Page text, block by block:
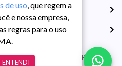
direitos reservados. CRECI RS -
de uso, que regem a
e nossa empresa,
regras para o uso
ENTENDI